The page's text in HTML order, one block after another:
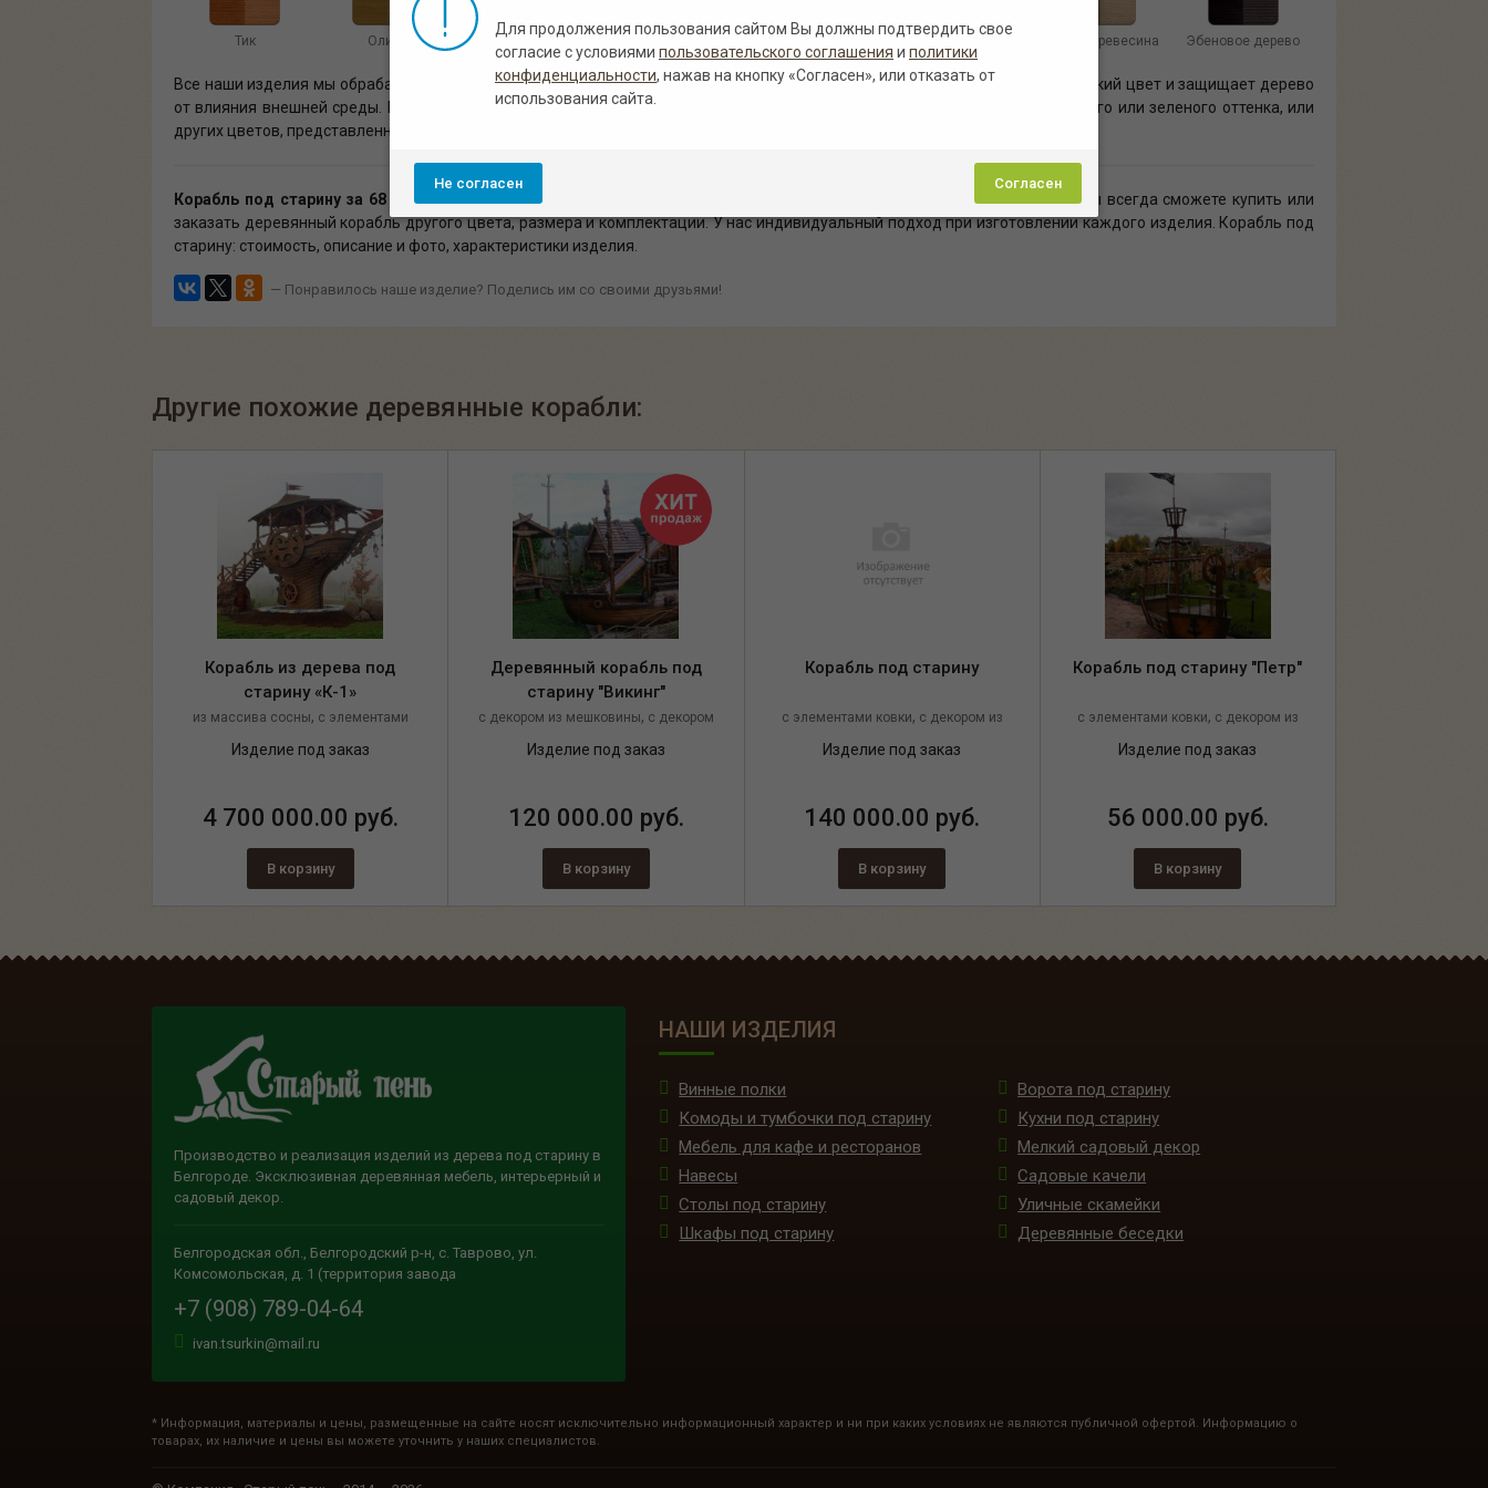
Тик Олива Полисандр Зеленый Санториново-синий Старая древесина Эбеновое дерево
Все наши изделия мы обрабатываем универсальной специализированной защитной эмалью, которая придает специфический цвет и защищает дерево
от влияния внешней среды. Корабль под старину может быть в цвете под орех, лиственницу, дуб, сосну, необычного синего или зеленого оттенка, или
других цветов, представленных выше. Наиболее популярный среди которых - это цвет полисандр.
Корабль под старину за 68 000.00 руб. в Белгороде
с возможной доставкой и монтажом. В компании «Старый пень» вы всегда сможете купить или
заказать деревянный корабль другого цвета, размера и комплектации. У нас индивидуальный подход при изготовлении каждого изделия. Корабль под
старину: стоимость, описание и фото, характеристики изделия.
— Понравилось наше изделие? Поделись им со своими друзьями!
Другие похожие деревянные корабли:
Корабль из дерева под
старину «К-1»
из массива сосны, с элементами
ковкиИзделие под заказ
4 700 000.00 руб.
В корзину
Деревянный корабль под
старину "Викинг"
с декором из мешковины, с декором
из каната
Изделие под заказ
120 000.00 руб.
В корзину
Корабль под старину
с элементами ковки, с декором из
мешковиныИзделие под заказ
140 000.00 руб.
В корзину
Корабль под старину "Петр"
с элементами ковки, с декором из
каната
Изделие под заказ
56 000.00 руб.
В корзину
Производство и реализация изделий из дерева под старину в
Белгороде. Эксклюзивная деревянная мебель, интерьерный и
садовый декор.
Белгородская обл., Белгородский р-н, с. Таврово, ул.
Комсомольская, д. 1 (территория завода
+7 (908) 789-04-64
ivan.tsurkin@mail.ru
НАШИ ИЗДЕЛИЯ
Винные полки
Ворота под старину
Комоды и тумбочки под старину
Кухни под старину
Мебель для кафе и ресторанов
Мелкий садовый декор
Навесы
Садовые качели
Столы под старину
Уличные скамейки
Шкафы под старину
Деревянные беседки
* Информация, материалы и цены, размещенные на сайте носят исключительно информационный характер и ни при каких условиях не являются публичной офертой. Информацию о
товарах, их наличие и цены вы можете уточнить у наших специалистов.
Для продолжения пользования сайтом Вы должны подтвердить свое
согласие с условиями пользовательского соглашения и политики
конфиденциальности, нажав на кнопку «Согласен», или отказать от
использования сайта.
Согласен
Не согласен